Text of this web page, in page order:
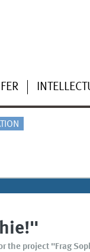
the project "Frag